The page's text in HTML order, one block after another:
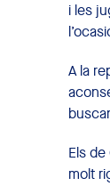
i les
A la
Els
molt